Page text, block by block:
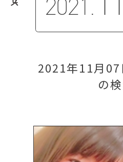
2021.
2021年11月07
の